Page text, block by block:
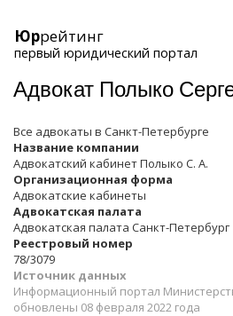
Юррейтинг
первый юридический портал
Адвокат Полыко
Все адвокаты в Санкт-Петербурге
Название компании
Адвокатский кабинет Полыко С. А.
Организационная форма
Адвокатские кабинеты
Адвокатская палата
Адвокатская палата Санкт-Петербург
Реестровый номер
78/3079
Источник данных
Информационный портал
обновлены 08 февраля 2022 года